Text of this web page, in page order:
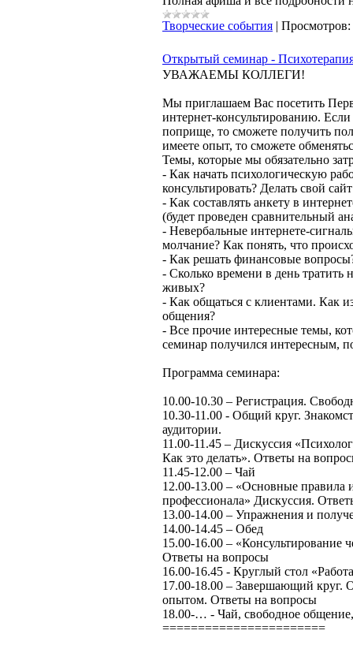
Творческие события | Просмотров:
Открытый семинар -
УВАЖАЕМЫ КОЛЛЕГИ!
Мы приглашаем Вас посетить
интернет-консультированию.
поприще, то сможете получить
имеете опыт, то сможете
Темы, которые мы обязательно
- Как начать психологическую
консультировать? Делать свой
- Как составлять анкету в
(будет проведен сравнительный
- Невербальные интернете-
молчание? Как понять, что
- Как решать финансовые
- Сколько времени в день тратить
живых?
- Как общаться с клиентами. Как
общения?
- Все прочие интересные темы,
семинар получился интересным,
Программа семинара:
10.00-10.30 – Регистрация.
10.30-11.00 - Общий круг.
аудитории.
11.00-11.45 – Дискуссия
Как это делать». Ответы на
11.45-12.00 – Чай
12.00-13.00 – «Основные правила
профессионала» Дискуссия.
13.00-14.00 – Упражнения и
14.00-14.45 – Обед
15.00-16.00 –
Ответы на вопросы
16.00-16.45 - Круглый стол
17.00-18.00 – Завершающий круг.
опытом. Ответы на вопросы
18.00-… - Чай, свободное
=======================